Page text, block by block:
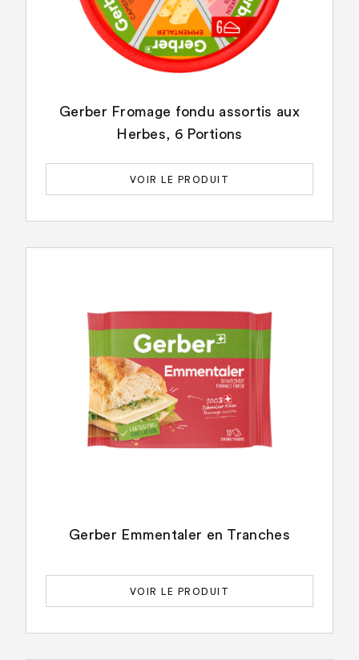
Gerber Fromage fondu assortis aux
Herbes, 6 Portions
VOIR LE PRODUIT
Gerber Emmentaler en Tranches
VOIR LE PRODUIT